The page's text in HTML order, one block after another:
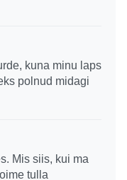
kuna minu laps
polnud midagi
Mis siis, kui ma
tulla